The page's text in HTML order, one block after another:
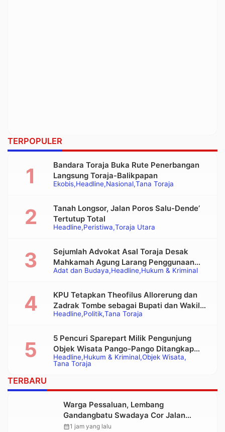
TERPOPULER
Ekobis Headline Nasional Tana Toraja
Bandara Toraja Buka Rute Penerbangan
Langsung Toraja-Balikpapan
Headline Peristiwa Toraja Utara
Tanah Longsor, Jalan Poros Salu-Dende’
Tertutup Total
Adat dan Budaya Headline Hukum & Kriminal
Sejumlah Advokat Asal Toraja Desak
Mahkamah Agung Larang Penggunaan
Alat Berat pada Eksekusi Rumah Adat
Headline Politik Tana Toraja
KPU Tetapkan Theofilus Allorerung dan
Zadrak Tombe sebagai Bupati dan Wakil
Bupati Tana Toraja Terpilih
Headline Hukum & Kriminal Objek Wisata
Tana Toraja
5 Pencuri Sparepart Milik Pengunjung
Objek Wisata Pango-Pango Ditangkap
Polisi
TERBARU
Warga Pessaluan, Lembang
Gandangbatu Swadaya Cor Jalan
Kabupaten
calendar_month1 jam yang lalu